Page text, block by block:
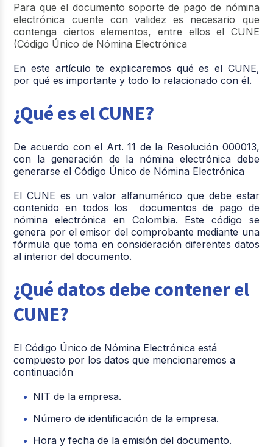
Para que el documento soporte de pago de nómina
electrónica cuente con validez es necesario que
contenga ciertos elementos, entre ellos el CUNE
(Código Único de Nómina Electrónica
En este artículo te explicaremos qué es el CUNE,
por qué es importante y todo lo relacionado con él.
¿Qué es el CUNE?
De acuerdo con el Art. 11 de la Resolución 000013,
con la generación de la nómina electrónica debe
generarse el Código Único de Nómina Electrónica
El CUNE es un valor alfanumérico que debe estar
contenido en todos los documentos de pago de
nómina electrónica en Colombia. Este código se
genera por el emisor del comprobante mediante una
fórmula que toma en consideración diferentes datos
al interior del documento.
¿Qué datos debe contener el
CUNE?
El Código Único de Nómina Electrónica está
compuesto por los datos que mencionaremos a
continuación
NIT de la empresa.
Número de identificación de la empresa.
Hora y fecha de la emisión del documento.